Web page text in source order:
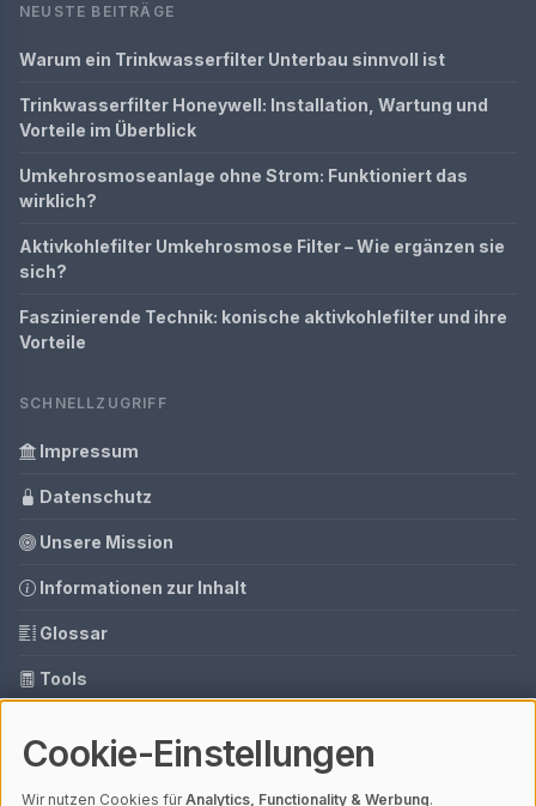
NEUSTE BEITRÄGE
Warum ein Trinkwasserfilter Unterbau sinnvoll ist
Trinkwasserfilter Honeywell: Installation, Wartung und
Vorteile im Überblick
Umkehrosmoseanlage ohne Strom: Funktioniert das
wirklich?
Aktivkohlefilter Umkehrosmose Filter – Wie ergänzen sie
sich?
Faszinierende Technik: konische aktivkohlefilter und ihre
Vorteile
SCHNELLZUGRIFF
Impressum
Datenschutz
Unsere Mission
Informationen zur Inhalt
Glossar
Tools
Media Daten
Cookie-Einstellungen
Wir nutzen Cookies fürAnalytics, Functionality & Werbung.